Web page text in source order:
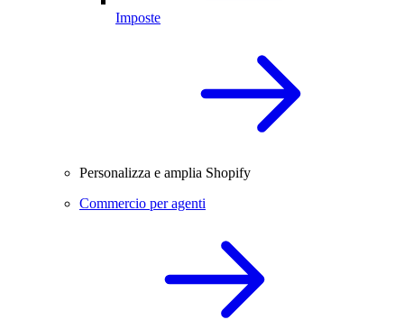
Imposte
Personalizza e amplia Shopify
Commercio per agenti